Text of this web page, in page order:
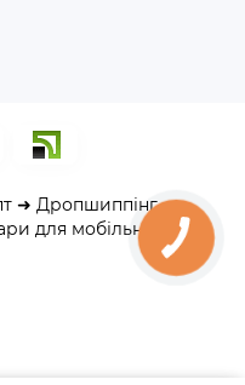
➜ Дропшиппінг ➜
для мобільних